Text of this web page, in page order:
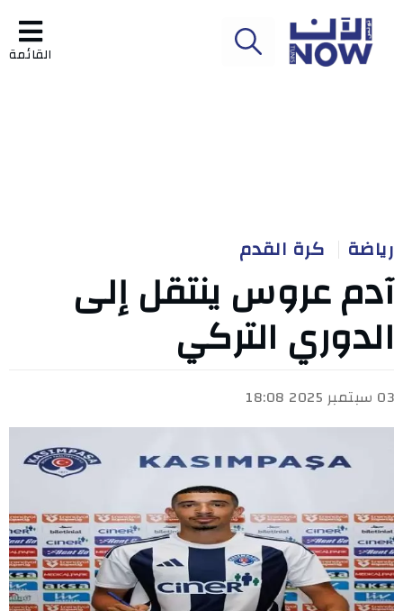
القائمة
رياضة كرة القدم
آدم عروس ينتقل إلى
الدوري التركي
03 سبتمبر 2025 18:08